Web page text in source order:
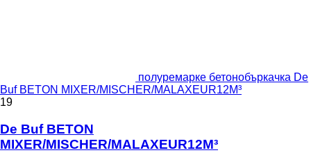
полуремарке бетонобъркачка De
Buf BETON MIXER/MISCHER/MALAXEUR12M³
19
De Buf BETON
MIXER/MISCHER/MALAXEUR12M³